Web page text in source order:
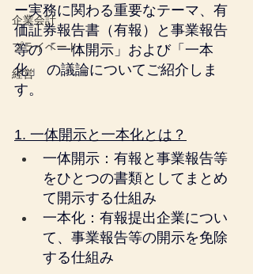
企業会計
プライベート
経営
ー実務に関わる重要なテーマ、有
価証券報告書（有報）と事業報告
等の「一体開示」および「一本
化」 の議論についてご紹介しま
す。
1. 一体開示と一本化とは？
一体開示：有報と事業報告等
をひとつの書類としてまとめ
て開示する仕組み
一本化：有報提出企業につい
て、事業報告等の開示を免除
する仕組み